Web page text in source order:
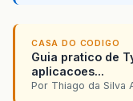
CASA DO CODIGO
Guia pratico de
aplicacoes...
Por Thiago da Silva